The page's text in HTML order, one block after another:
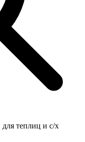
теплиц и с/х